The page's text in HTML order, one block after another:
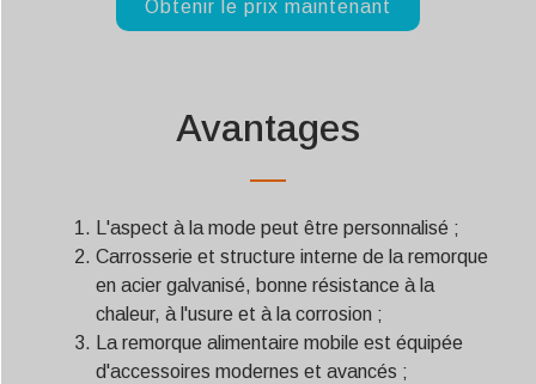
Obtenir le prix maintenant
Avantages
L'aspect à la mode peut être personnalisé ;
Carrosserie et structure interne de la remorque
en acier galvanisé, bonne résistance à la
chaleur, à l'usure et à la corrosion ;
La remorque alimentaire mobile est équipée
d'accessoires modernes et avancés ;